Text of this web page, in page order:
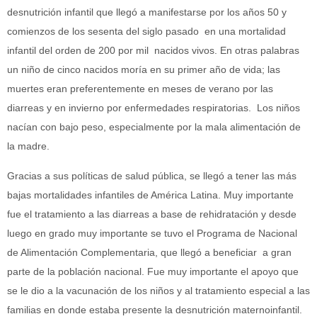
desnutrición infantil que llegó a manifestarse por los años 50 y
comienzos de los sesenta del siglo pasado en una mortalidad
infantil del orden de 200 por mil nacidos vivos. En otras palabras
un niño de cinco nacidos moría en su primer año de vida; las
muertes eran preferentemente en meses de verano por las
diarreas y en invierno por enfermedades respiratorias. Los niños
nacían con bajo peso, especialmente por la mala alimentación de
la madre.
Gracias a sus políticas de salud pública, se llegó a tener las más
bajas mortalidades infantiles de América Latina. Muy importante
fue el tratamiento a las diarreas a base de rehidratación y desde
luego en grado muy importante se tuvo el Programa de Nacional
de Alimentación Complementaria, que llegó a beneficiar a gran
parte de la población nacional. Fue muy importante el apoyo que
se le dio a la vacunación de los niños y al tratamiento especial a las
familias en donde estaba presente la desnutrición maternoinfantil.